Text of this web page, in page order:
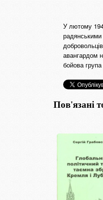
У лютому
радянськими
авангардом
бойова
Пов'язані